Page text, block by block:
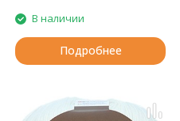
В наличии
Подробнее